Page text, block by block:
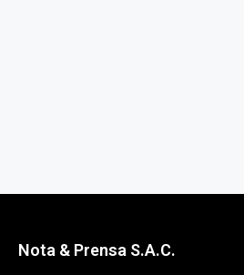
Nota & Prensa S.A.C.